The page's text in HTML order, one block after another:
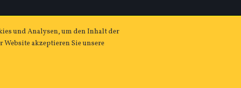
und Analysen, um den Inhalt der
akzeptieren Sie unsere